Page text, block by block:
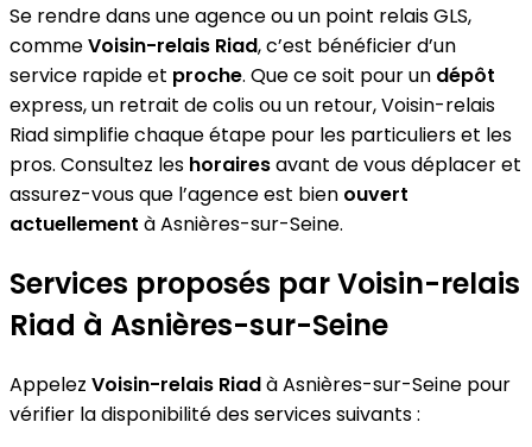
Se rendre dans une agence ou un point relais GLS,
commeVoisin-relais Riad, c’est bénéficier d’un
service rapide et proche. Que ce soit pour un dépôt
express, un retrait de colis ou un retour, Voisin-relais
Riad simplifie chaque étape pour les particuliers et les
pros. Consultez les horairesavant de vous déplacer et
assurez-vous que l’agence est bien ouvert
actuellement à Asnières-sur-Seine.
Services proposés par Voisin-relais
Riad à Asnières-sur-Seine
Appelez Voisin-relais Riadà Asnières-sur-Seine pour
vérifier la disponibilité des services suivants :